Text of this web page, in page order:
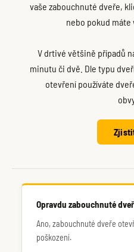
vaše zabouchnuté dveře,
nebo pokud máte
V drtivé většině případů
minutu či dvě. Dle typu
otevření používáte
Opravdu zabouchnuté
Ano, zabouchnuté dveře
poškození.